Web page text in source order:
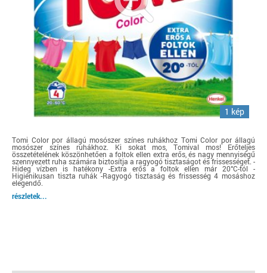
1 kép
Tomi Color por állagú mosószer színes ruhákhoz Tomi Color por állagú
mosószer színes ruhákhoz. Ki sokat mos, Tomival mos! Erőteljes
összetételének köszönhetően a foltok ellen extra erős, és nagy mennyiségű
szennyezett ruha számára biztosítja a ragyogó tisztaságot és frissességet. -
Hideg vízben is hatékony -Extra erős a foltok ellen már 20°C-tól -
Higiénikusan tiszta ruhák -Ragyogó tisztaság és frissesség 4 mosáshoz
elegendő.
részletek...